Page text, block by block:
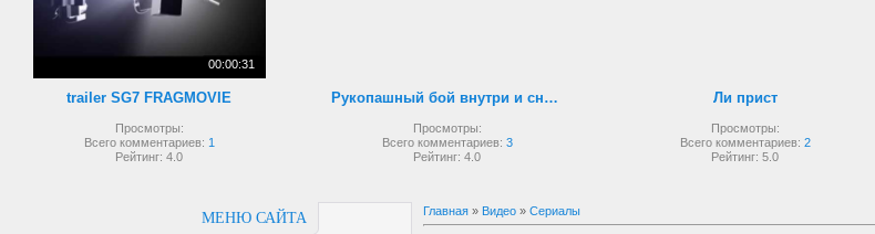
00:00:31
trailer SG7 FRAGMOVIE
Просмотры:
Всего комментариев: 1
Рейтинг: 4.0
Рукопашный бой внутри и снаружи
Просмотры:
Всего комментариев: 3
Рейтинг: 4.0
Ли прист
Просмотры:
Всего комментариев: 2
Рейтинг: 5.0
МЕНЮ САЙТА Главная » Видео » Сериалы